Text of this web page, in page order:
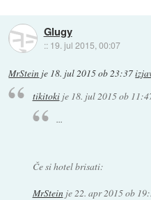
Glugy
:: 19. jul 2015, 00:07
MrStein je 18. jul 2015 ob 23:37
tikitokije 18. jul 2015 ob
...
Če si hotel brisati:
MrSteinje22. apr 2015 ob